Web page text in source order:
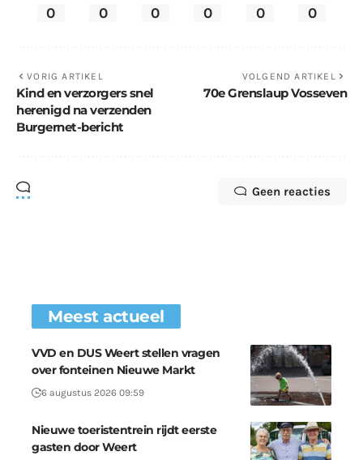
0 0 0 0 0 0
VORIG ARTIKEL
Kind en verzorgers snel
herenigd na verzenden
Burgernet-bericht
VOLGEND ARTIKEL
70e Grenslaup Vosseven
Geen reacties
Meest actueel
VVD en DUS Weert stellen vragen
over fonteinen Nieuwe Markt
6 augustus 2026 09:59
Nieuwe toeristentrein rijdt eerste
gasten door Weert